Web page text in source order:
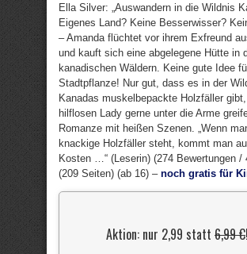
Ella Silver: „Auswandern in die Wildnis
Eigenes Land? Keine Besserwisser?
– Amanda flüchtet vor ihrem Exfreund
und kauft sich eine abgelegene Hütte in
kanadischen Wäldern. Keine gute Idee
Stadtpflanze! Nur gut, dass es in der
Kanadas muskelbepackte Holzfäller
hilflosen Lady gerne unter die Arme
Romanze mit heißen Szenen. „Wenn
knackige Holzfäller steht, kommt man
Kosten …“ (Leserin) (274 Bewertungen /
(209 Seiten) (ab 16) – noch gratis für
Aktion: nur 2,99 statt 6,99 €!